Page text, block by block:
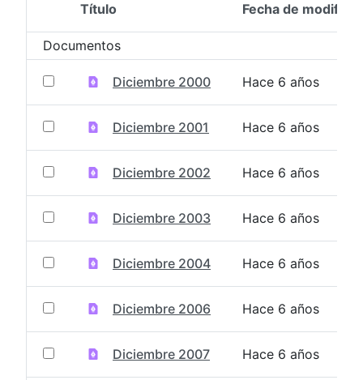
Selección del elemento
Título Fecha de
Documentos
Diciembre 2000 Hace 6 años
Diciembre 2001 Hace 6 años
Diciembre 2002 Hace 6 años
Diciembre 2003 Hace 6 años
Diciembre 2004 Hace 6 años
Diciembre 2006 Hace 6 años
Diciembre 2007 Hace 6 años